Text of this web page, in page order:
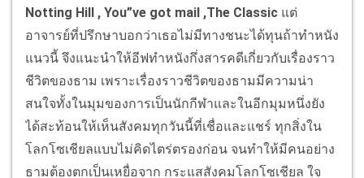
Notting Hill , You”ve got mail ,The Classic แต่
อาจารย์ที่ปรึกษาบอกว่าเธอไม่มีทางชนะได้ทุนถ้าทำหนัง
แนวนี้ จึงแนะนำให้อีฟทำหนังกึ่งสารคดีเกี่ยวกับเรื่องราว
ชีวิตของธาม เพราะเรื่องราวชีวิตของธามมีความน่า
สนใจทั้งในมุมของการเป็นนักกีฬาและในอีกมุมหนึ่งยัง
ได้สะท้อนให้เห็นสังคมทุกวันนี้ที่เชื่อและแชร์ ทุกสิ่งใน
โลกโซเชียลแบบไม่คิดไตร่ตรองก่อน จนทำให้มีคนอย่าง
ธามต้องตกเป็นเหยื่อจาก กระแสสังคมโลกโซเชียล ใจ